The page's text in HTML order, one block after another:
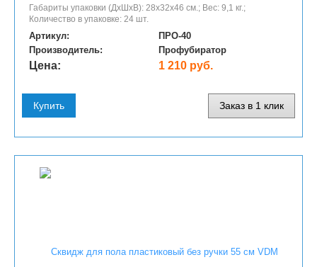
Габариты упаковки (ДхШхВ): 28х32х46 см.; Вес: 9,1 кг.;
Количество в упаковке: 24 шт.
Артикул:
ПРО-40
Производитель:
Профубиратор
Цена: 1 210 руб.
Купить Заказ в 1 клик